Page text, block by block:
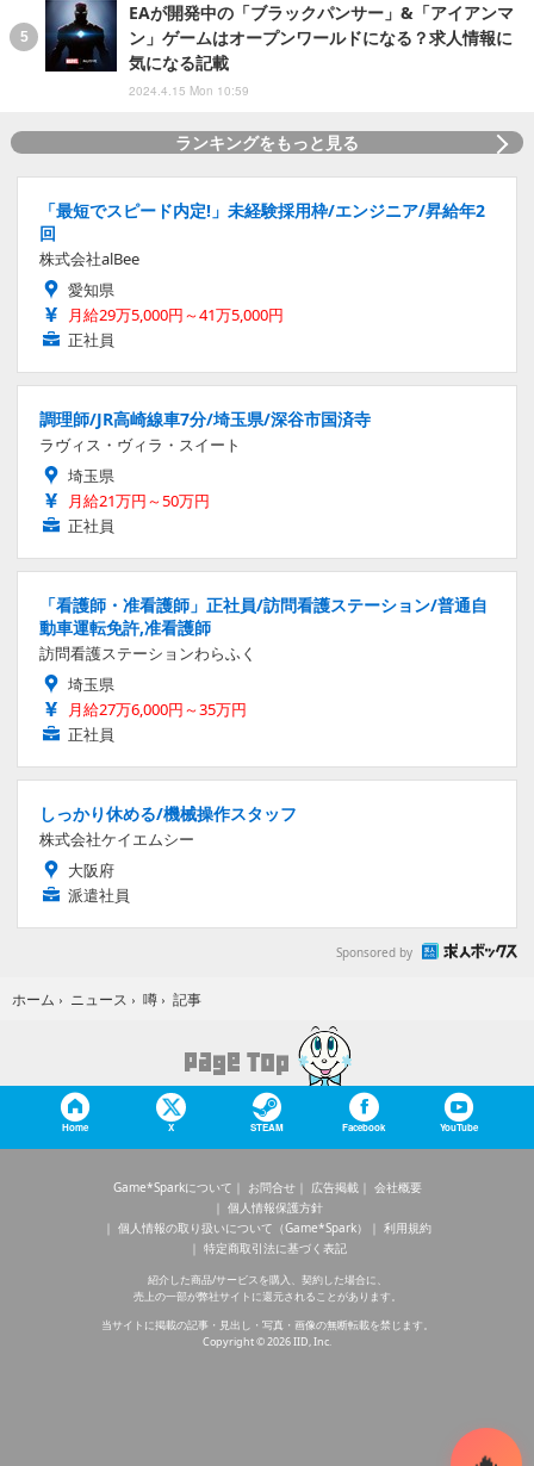
EAが開発中の「ブラックパンサー」&「アイアンマ
ン」ゲームはオープンワールドになる？求人情報に
気になる記載
2024.4.15 Mon 10:59
ランキングをもっと見る
「最短でスピード内定!」未経験採用枠/エンジニア/昇給年2
回
株式会社alBee
愛知県
月給29万5,000円～41万5,000円
正社員
調理師/JR高崎線車7分/埼玉県/深谷市国済寺
ラヴィス・ヴィラ・スイート
埼玉県
月給21万円～50万円
正社員
「看護師・准看護師」正社員/訪問看護ステーション/普通自
動車運転免許,准看護師
訪問看護ステーションわらふく
埼玉県
月給27万6,000円～35万円
正社員
しっかり休める/機械操作スタッフ
株式会社ケイエムシー
大阪府
派遣社員
Sponsored by
ホーム › ニュース › 噂 › 記事
Home X STEAM Facebook YouTube
Game*Sparkについて お問合せ 広告掲載
会社概要
個人情報保護方針
個人情報の取り扱いについて（Game*Spark）
利用規約
特定商取引法に基づく表記
紹介した商品/サービスを購入、契約した場合に、
売上の一部が弊社サイトに還元されることがあります。
当サイトに掲載の記事・見出し・写真・画像の無断転載を禁じます。
Copyright © 2026 IID, Inc.